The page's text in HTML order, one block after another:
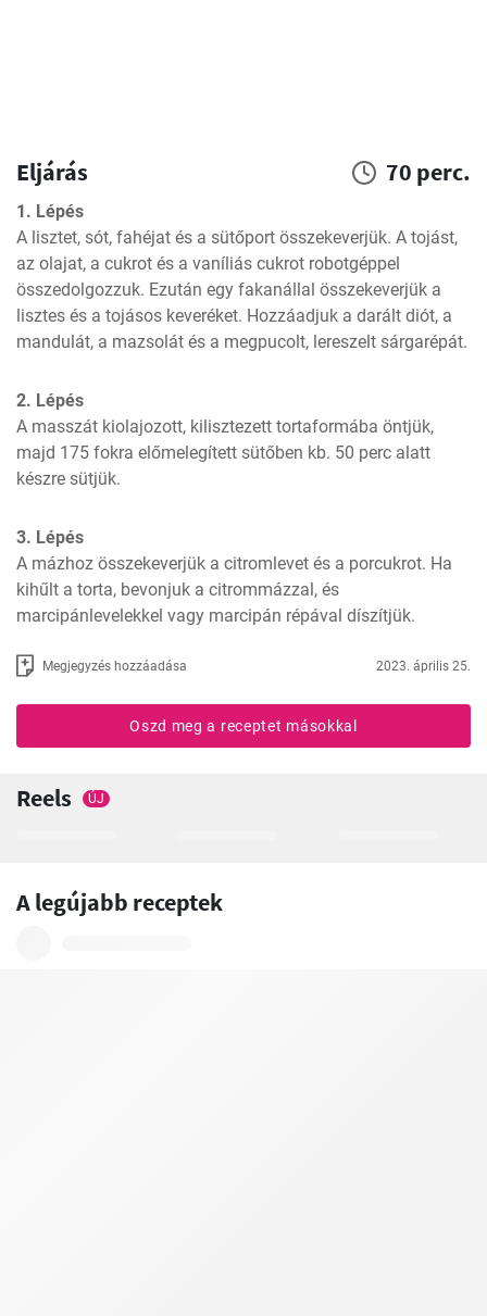
Eljárás 70 perc.
1. Lépés
A lisztet, sót, fahéjat és a sütőport összekeverjük. A tojást,
az olajat, a cukrot és a vaníliás cukrot robotgéppel
összedolgozzuk. Ezután egy fakanállal összekeverjük a
lisztes és a tojásos keveréket. Hozzáadjuk a darált diót, a
mandulát, a mazsolát és a megpucolt, lereszelt sárgarépát.
2. Lépés
A masszát kiolajozott, kilisztezett tortaformába öntjük,
majd 175 fokra előmelegített sütőben kb. 50 perc alatt
készre sütjük.
3. Lépés
A mázhoz összekeverjük a citromlevet és a porcukrot. Ha
kihűlt a torta, bevonjuk a citrommázzal, és
marcipánlevelekkel vagy marcipán répával díszítjük.
Megjegyzés hozzáadása 2023. április 25.
Oszd meg a receptet másokkal
Reels ÚJ
A legújabb receptek